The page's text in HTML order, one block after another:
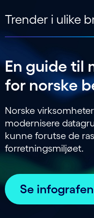
Trender i ulike
En guide til
for norske
Norske
modernisere
kunne forutse de
forretningsmiljøet.
Se infografen